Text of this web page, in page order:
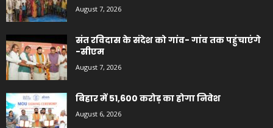
August 7, 2026
संत रविदास के संदेश को गांव- गांव तक पहुंचाएंगे
-सीएम
August 7, 2026
बिहार में 51,600 करोड़ का होगा निवेश
August 6, 2026